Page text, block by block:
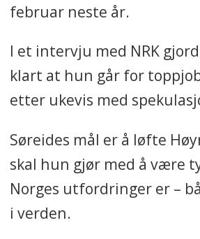
februar neste år.
I et intervju med NRK
klart at hun går for
etter ukevis med
Søreides mål er å løfte
skal hun gjør med å være
Norges utfordringer er –
i verden.